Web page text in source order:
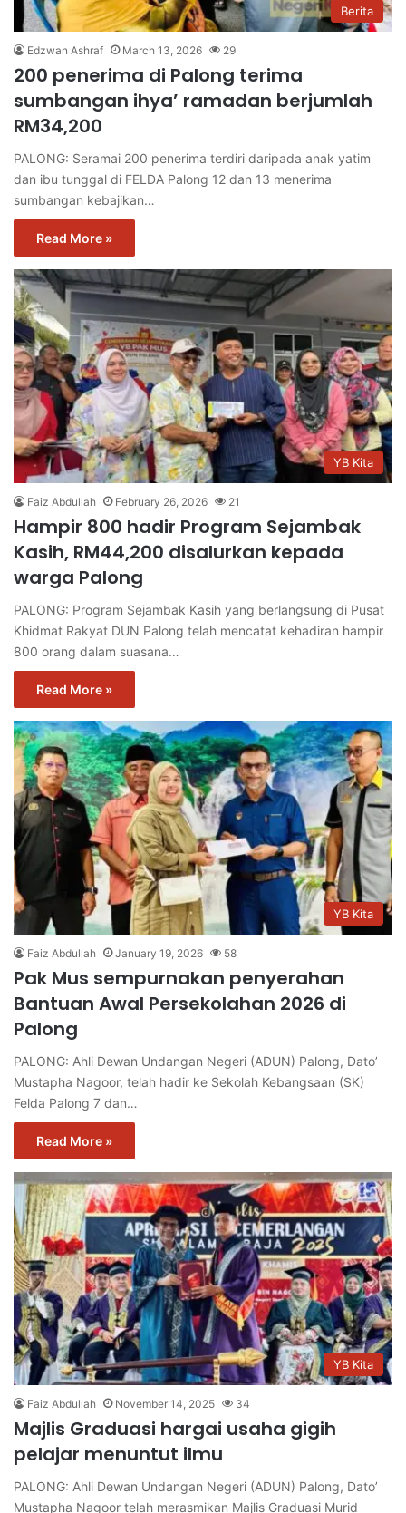
Berita
Edzwan Ashraf March 13, 2026 29
200 penerima di Palong terima
sumbangan ihya’ ramadan berjumlah
RM34,200
PALONG: Seramai 200 penerima terdiri daripada anak yatim
dan ibu tunggal di FELDA Palong 12 dan 13 menerima
sumbangan kebajikan…
Read More »
YB Kita
Faiz Abdullah February 26, 2026 21
Hampir 800 hadir Program Sejambak
Kasih, RM44,200 disalurkan kepada
warga Palong
PALONG: Program Sejambak Kasih yang berlangsung di Pusat
Khidmat Rakyat DUN Palong telah mencatat kehadiran hampir
800 orang dalam suasana…
Read More »
YB Kita
Faiz Abdullah January 19, 2026 58
Pak Mus sempurnakan penyerahan
Bantuan Awal Persekolahan 2026 di
Palong
PALONG: Ahli Dewan Undangan Negeri (ADUN) Palong, Dato’
Mustapha Nagoor, telah hadir ke Sekolah Kebangsaan (SK)
Felda Palong 7 dan…
Read More »
YB Kita
Faiz Abdullah November 14, 2025 34
Majlis Graduasi hargai usaha gigih
pelajar menuntut ilmu
PALONG: Ahli Dewan Undangan Negeri (ADUN) Palong, Dato’
Mustapha Nagoor telah merasmikan Majlis Graduasi Murid